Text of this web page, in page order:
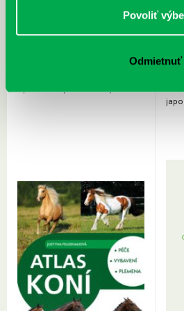
Povoliť
Odmietnuť
Sprievodca po hviezdnej oblohe